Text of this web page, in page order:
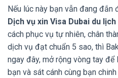
Nếu lúc này bạn vẫn đang
Dịch vụ xin Visa Dubai du lịch
cách phục vụ tự nhiên, chân
dịch vụ đạt chuẩn 5 sao, thì
ngay đây, mở rộng vòng tay để
bạn và sát cánh cùng bạn